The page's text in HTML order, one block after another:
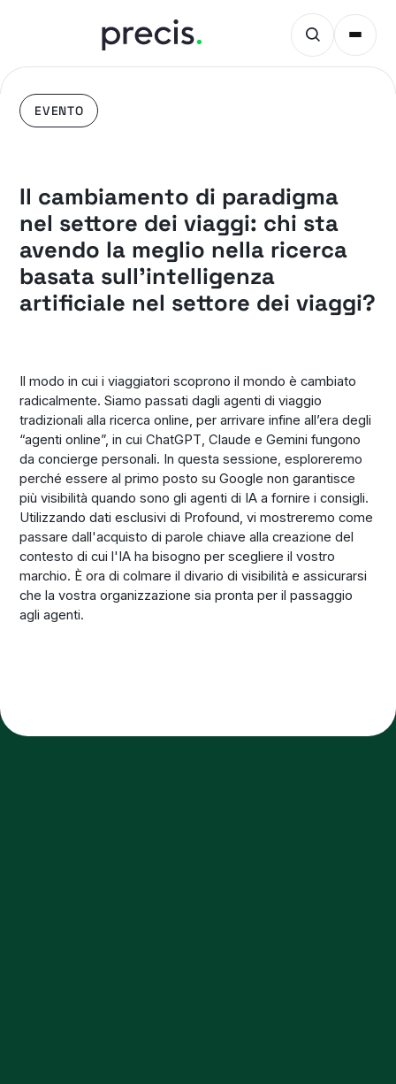
EVENTO
Il cambiamento di paradigma
nel settore dei viaggi: chi sta
avendo la meglio nella ricerca
basata sull'intelligenza
artificiale nel settore dei viaggi?
Il modo in cui i viaggiatori scoprono il mondo è cambiato
radicalmente. Siamo passati dagli agenti di viaggio
tradizionali alla ricerca online, per arrivare infine all’era degli
“agenti online”, in cui ChatGPT, Claude e Gemini fungono
da concierge personali. In questa sessione, esploreremo
perché essere al primo posto su Google non garantisce
più visibilità quando sono gli agenti di IA a fornire i consigli.
Utilizzando dati esclusivi di Profound, vi mostreremo come
passare dall'acquisto di parole chiave alla creazione del
contesto di cui l'IA ha bisogno per scegliere il vostro
marchio. È ora di colmare il divario di visibilità e assicurarsi
che la vostra organizzazione sia pronta per il passaggio
agli agenti.